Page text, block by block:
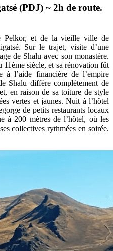
(PDJ) ~ 2h de route.
Pelkor, et de la vieille ville de
Sur le trajet, visite d’une
de Shalu avec son monastère.
11ème siècle, et sa rénovation fût
à l’aide financière de l’empire
Shalu diffère complètement de
en raison de sa toiture de style
vertes et jaunes. Nuit à l’hôtel
de petits restaurants locaux
à 200 mètres de l’hôtel, où les
collectives rythmées en soirée.